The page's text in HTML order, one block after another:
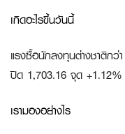
เกิดอะไรขึ้นวันนี้
แรงซื้อนักลงทุนต่างชาติก
ปิด 1,703.16 จุด +1.12%
เรามองอย่างไร